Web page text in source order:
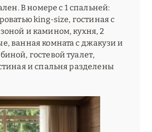
В номере с 1 спальней:
king-size, гостиная с
и камином, кухня, 2
ванная комната с джакузи и
гостевой туалет,
и спальня разделены